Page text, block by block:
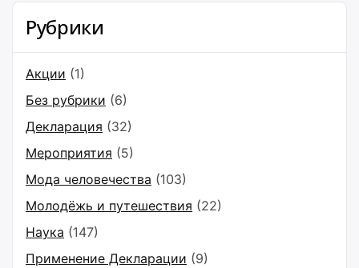
Рубрики
Акции (1)
Без рубрики (6)
Декларация (32)
Мероприятия (5)
Мода человечества (103)
Молодёжь и путешествия (22)
Наука (147)
Применение Декларации (9)